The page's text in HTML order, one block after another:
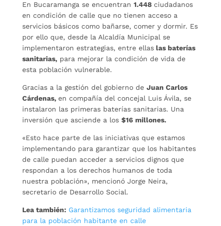
En Bucaramanga se encuentran 1.448 ciudadanos
en condición de calle que no tienen acceso a
servicios básicos como bañarse, comer y dormir. Es
por ello que, desde la Alcaldía Municipal se
implementaron estrategias, entre ellaslas baterías
sanitarias,para mejorar la condición de vida de
esta población vulnerable.
Gracias a la gestión del gobierno de Juan Carlos
Cárdenas, en compañía del concejal Luis Ávila, se
instalaron las primeras baterías sanitarias. Una
inversión que asciende a los $16 millones.
«Esto hace parte de las iniciativas que estamos
implementando para garantizar que los habitantes
de calle puedan acceder a servicios dignos que
respondan a los derechos humanos de toda
nuestra población», mencionó Jorge Neira,
secretario de Desarrollo Social.
Lea también: Garantizamos seguridad alimentaria
para la población habitante en calle